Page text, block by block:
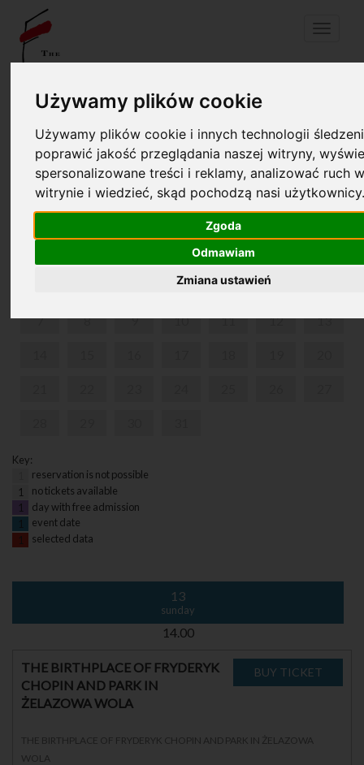
Używamy plików cookie
Używamy plików cookie i innych technologii
poprawić jakość przeglądania naszej witryny,
spersonalizowane treści i reklamy, analizować ruch
witrynie i wiedzieć, skąd pochodzą nasi
Zgoda
Odmawiam
Zmiana ustawień
Menu
Your cart is empty!
THE BIRTHPLACE OF FRYDERYK CHOPIN AND PARK
IN ŻELAZOWA WOLA
JULY 2025
THU FRI
3 4
7 8 9 10 11 12 13
Key:
reservation is not possible
1
no tickets available
1
day with free admission
event date
1
selected data
13
sunday
14.00
THE BIRTHPLACE OF FRYDERYK
CHOPIN AND PARK IN
ŻELAZOWA WOLA
THE BIRTHPLACE OF FRYDERYK CHOPIN AND PARK IN ŻELAZOWA
WOLA